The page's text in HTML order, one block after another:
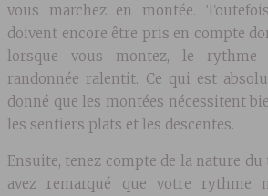
vous marchez en montée.
doivent encore être pris en compte
lorsque vous montez, le
randonnée ralentit. Ce qui est
donné que les montées nécessitent
les sentiers plats et les descentes.
Ensuite, tenez compte de la nature du
avez remarqué que votre rythme